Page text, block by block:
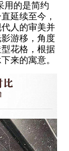
用的是简约
延续至今，
人的审美并
游移，角度
花格，根据
来的寓意。